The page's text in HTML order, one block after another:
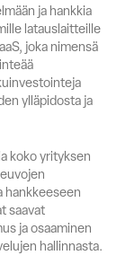
ja hankkia
latauslaitteille
joka nimensä
ylläpidosta ja
koko yrityksen
hankkeeseen
saavat
ja osaaminen
hallinnasta.